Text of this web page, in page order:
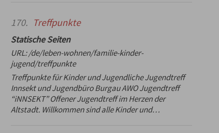
170. Treffpunkte
Statische Seiten
URL:/de/leben-wohnen/familie-kinder-
jugend/treffpunkte
Treffpunkte für Kinder und Jugendliche Jugendtreff
Innsekt und Jugendbüro Burgau AWO Jugendtreff
“iNNSEKT” Offener Jugendtreff im Herzen der
Altstadt. Willkommen sind alle Kinder und…